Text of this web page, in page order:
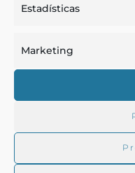
Estadísticas
Marketing
Real Academia de
Trabajamos para
La RAG